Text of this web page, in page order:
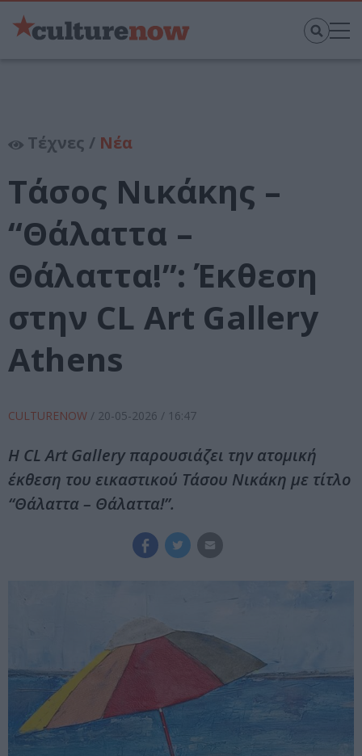
Τέχνες / Νέα
Τάσος Νικάκης –
“Θάλαττα –
Θάλαττα!”: Έκθεση
στην CL Art Gallery
Athens
CULTURENOW / 20-05-2026 / 16:47
Η CL Art Gallery παρουσιάζει την ατομική
έκθεση του εικαστικού Τάσου Νικάκη με τίτλο
“Θάλαττα – Θάλαττα!”.